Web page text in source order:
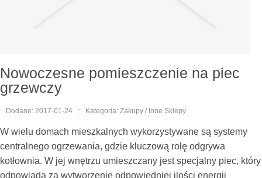
Nowoczesne pomieszczenie na piec
grzewczy
Dodane: 2017-01-24 :: Kategoria: Zakupy / Inne Sklepy
W wielu domach mieszkalnych wykorzystywane są systemy
centralnego ogrzewania, gdzie kluczową rolę odgrywa
kotłownia. W jej wnętrzu umieszczany jest specjalny piec, który
odpowiada za wytworzenie odpowiedniej ilości energii